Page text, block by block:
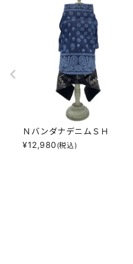
ＮバンダナデニムＳＨ
¥12,980 (税込)